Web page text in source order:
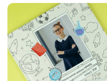
Интерьерная печать
Фотоподарки
Багетная мастерская